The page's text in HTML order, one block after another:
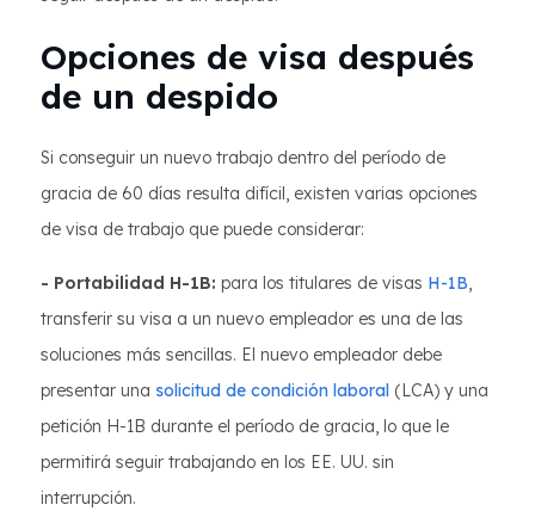
Opciones de visa después
de un despido
Si conseguir un nuevo trabajo dentro del período de
gracia de 60 días resulta difícil, existen varias opciones
de visa de trabajo que puede considerar:
- Portabilidad H-1B: para los titulares de visas H-1B,
transferir su visa a un nuevo empleador es una de las
soluciones más sencillas. El nuevo empleador debe
presentar una solicitud de condición laboral (LCA) y una
petición H-1B durante el período de gracia, lo que le
permitirá seguir trabajando en los EE. UU. sin
interrupción.